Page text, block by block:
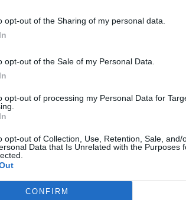
opt-out of the Sharing of my personal data.
opt-out of the Sale of my Personal Data.
opt-out of processing my Personal Data for
opt-out of Collection, Use, Retention, Sale, and/
Data that Is Unrelated with the Purposes
CONFIRM
Víkend bude na Svaté Hoře
PŘÍBRAM – O víkendu se na Svaté Hoře
Svatohorské, které bude slaveno
NEJČTENĚJŠÍ ČLÁNKY